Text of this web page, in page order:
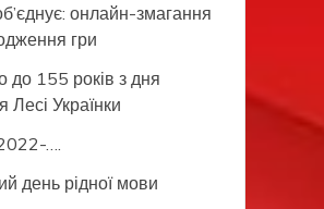
онлайн-змагання
гри
до 155 років з дня
Українки
….
день рідної мови